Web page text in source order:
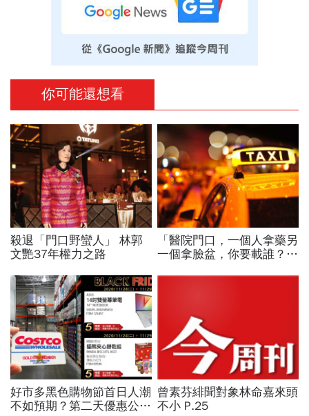
你可能還想看
殺退「門口野蠻人」 林郭
文艷37年權力之路
「醫院門口，一個人拿藥另
一個拿臉盆，你要載誰？」
好市多黑色購物節首日人潮
不如預期？第二天優惠公開
曾素芬緋聞對象林命嘉來頭
不小 P.25